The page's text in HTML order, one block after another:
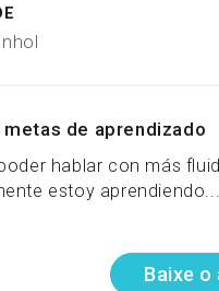
metas de aprendizado
hablar con más
estoy aprendiendo...
Baixe